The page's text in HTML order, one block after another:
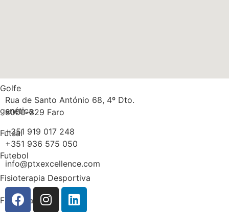
Golfe
genética
Futsal
Futebol
Fisioterapia Desportiva
Fisioterapia
Rua de Santo António 68, 4º Dto.
8000-329 Faro
+351 919 017 248
+351 936 575 050
info@ptxexcellence.com